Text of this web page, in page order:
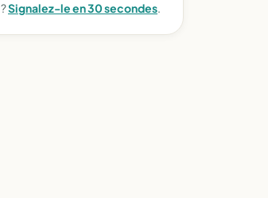
Signalez-le en 30 secondes.